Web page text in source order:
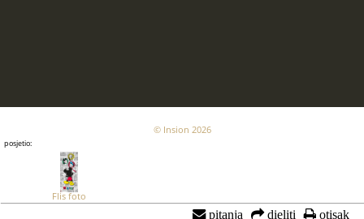
pitanja dieliti otisak
© Insion 2026
posjetio:
Flis foto
tapeta AG